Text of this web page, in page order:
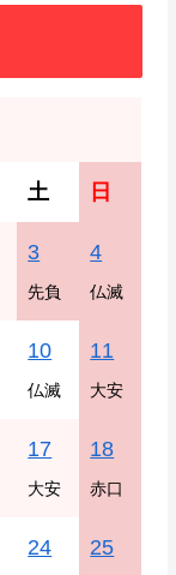
土 日
3
先負
4
仏滅
10
仏滅
11
大安
17
大安
18
赤口
24 25